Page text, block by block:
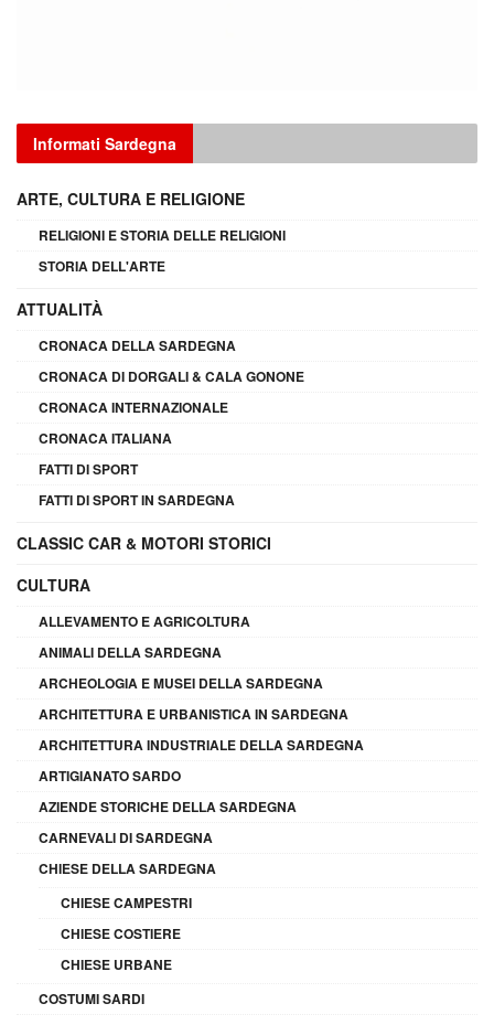
Informati Sardegna
ARTE, CULTURA E RELIGIONE
RELIGIONI E STORIA DELLE RELIGIONI
STORIA DELL'ARTE
ATTUALITÀ
CRONACA DELLA SARDEGNA
CRONACA DI DORGALI & CALA GONONE
CRONACA INTERNAZIONALE
CRONACA ITALIANA
FATTI DI SPORT
FATTI DI SPORT IN SARDEGNA
CLASSIC CAR & MOTORI STORICI
CULTURA
ALLEVAMENTO E AGRICOLTURA
ANIMALI DELLA SARDEGNA
ARCHEOLOGIA E MUSEI DELLA SARDEGNA
ARCHITETTURA E URBANISTICA IN SARDEGNA
ARCHITETTURA INDUSTRIALE DELLA SARDEGNA
ARTIGIANATO SARDO
AZIENDE STORICHE DELLA SARDEGNA
CARNEVALI DI SARDEGNA
CHIESE DELLA SARDEGNA
CHIESE CAMPESTRI
CHIESE COSTIERE
CHIESE URBANE
COSTUMI SARDI